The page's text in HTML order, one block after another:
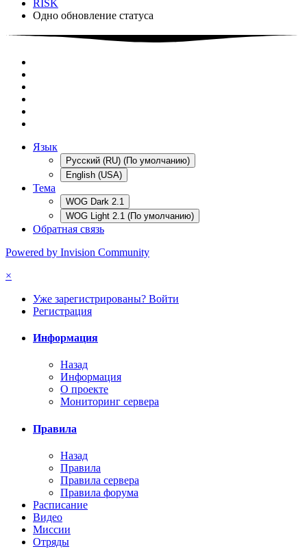
RISK
Одно обновление статуса
Язык
Русский (RU) (По умолчанию)
English (USA)
Тема
WOG Dark 2.1
WOG Light 2.1 (По умолчанию)
Обратная связь
Powered by Invision Community
×
Уже зарегистрированы? Войти
Регистрация
Информация
Назад
Информация
О проекте
Мониторинг сервера
Правила
Назад
Правила
Правила сервера
Правила форума
Расписание
Видео
Миссии
Отряды